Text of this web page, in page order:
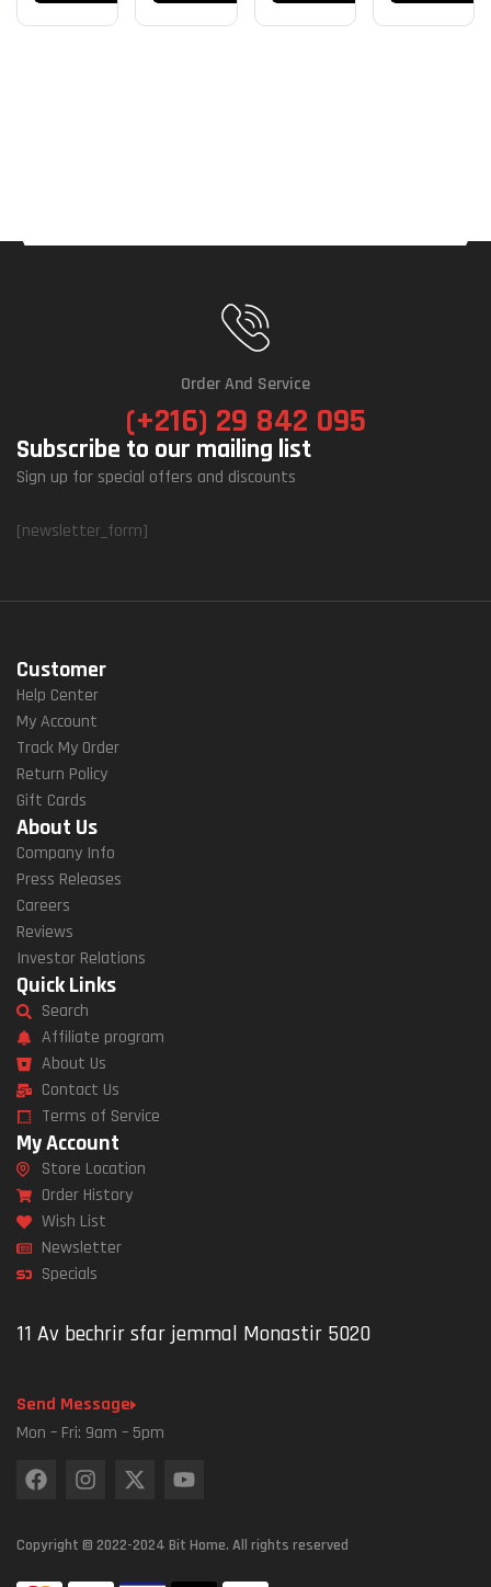
Order And Service
(+216) 29 842 095
Subscribe to our mailing list
Sign up for special offers and discounts
[newsletter_form]
Customer
Help Center
My Account
Track My Order
Return Policy
Gift Cards
About Us
Company Info
Press Releases
Careers
Reviews
Investor Relations
Quick Links
Search
Affiliate program
About Us
Contact Us
Terms of Service
My Account
Store Location
Order History
Wish List
Newsletter
Specials
11 Av bechrir sfar jemmal Monastir 5020
Send Message
Mon – Fri: 9am – 5pm
Copyright © 2022-2024 Bit Home. All rights reserved